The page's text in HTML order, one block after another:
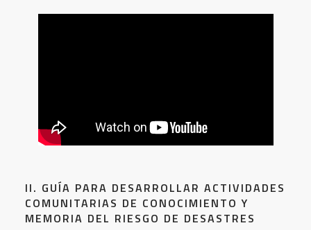
II. GUÍA PARA DESARROLLAR ACTIVIDADES
COMUNITARIAS DE CONOCIMIENTO Y
MEMORIA DEL RIESGO DE DESASTRES